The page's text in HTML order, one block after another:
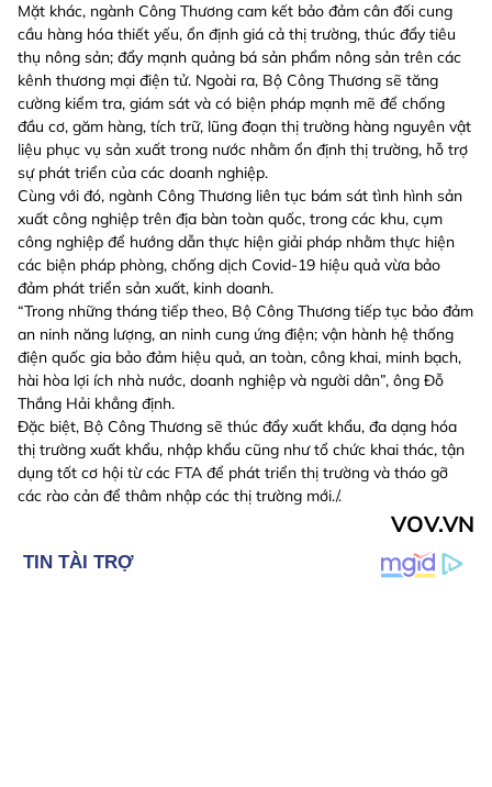
Mặt khác, ngành Công Thương cam kết bảo đảm cân đối cung
cầu hàng hóa thiết yếu, ổn định giá cả thị trường, thúc đẩy tiêu
thụ nông sản; đẩy mạnh quảng bá sản phẩm nông sản trên các
kênh thương mại điện tử. Ngoài ra, Bộ Công Thương sẽ tăng
cường kiểm tra, giám sát và có biện pháp mạnh mẽ để chống
đầu cơ, găm hàng, tích trữ, lũng đoạn thị trường hàng nguyên vật
liệu phục vụ sản xuất trong nước nhằm ổn định thị trường, hỗ trợ
sự phát triển của các doanh nghiệp.
Cùng với đó, ngành Công Thương liên tục bám sát tình hình sản
xuất công nghiệp trên địa bàn toàn quốc, trong các khu, cụm
công nghiệp để hướng dẫn thực hiện giải pháp nhằm thực hiện
các biện pháp phòng, chống dịch Covid-19 hiệu quả vừa bảo
đảm phát triển sản xuất, kinh doanh.
“Trong những tháng tiếp theo, Bộ Công Thương tiếp tục bảo đảm
an ninh năng lượng, an ninh cung ứng điện; vận hành hệ thống
điện quốc gia bảo đảm hiệu quả, an toàn, công khai, minh bạch,
hài hòa lợi ích nhà nước, doanh nghiệp và người dân”, ông Đỗ
Thắng Hải khẳng định.
Đặc biệt, Bộ Công Thương sẽ thúc đẩy xuất khẩu, đa dạng hóa
thị trường xuất khẩu, nhập khẩu cũng như tổ chức khai thác, tận
dụng tốt cơ hội từ các FTA để phát triển thị trường và tháo gỡ
các rào cản để thâm nhập các thị trường mới./.
VOV.VN